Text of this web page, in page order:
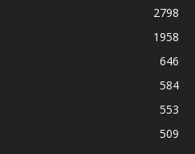
2798
1958
646
584
553
509